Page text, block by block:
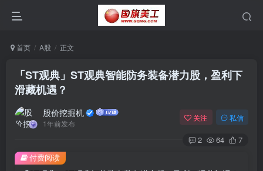
首页 A股 正文
「ST观典」ST观典智能防务装备潜力股，盈利下
滑藏机遇？
股价挖掘机
1年前发布
关注 私信
2 64 7
付费阅读